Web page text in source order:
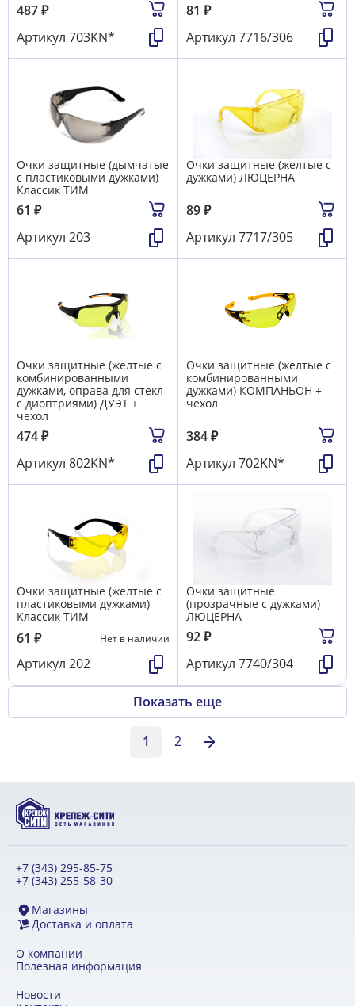
487₽
Артикул 703KN*
81 ₽
Артикул 7716/306
Очки защитные (дымчатые
с пластиковыми дужками)
Классик ТИМ
61 ₽
Артикул 203
Очки защитные (желтые с
дужками) ЛЮЦЕРНА
89₽
Артикул 7717/305
Очки защитные (желтые с
комбинированными
дужками, оправа для стекл
с диоптриями) ДУЭТ +
чехол
474₽
Артикул 802KN*
Очки защитные (желтые с
комбинированными
дужками) КОМПАНЬОН +
чехол
384₽
Артикул 702KN*
Очки защитные (желтые с
пластиковыми дужками)
Классик ТИМ
61 ₽ Нет в наличии
Артикул 202
Очки защитные
(прозрачные с дужками)
ЛЮЦЕРНА
92₽
Артикул 7740/304
Показать еще
1 2
+7 (343) 295-85-75
+7 (343) 255-58-30
Магазины
Доставка и оплата
О компании
Полезная информация
Новости